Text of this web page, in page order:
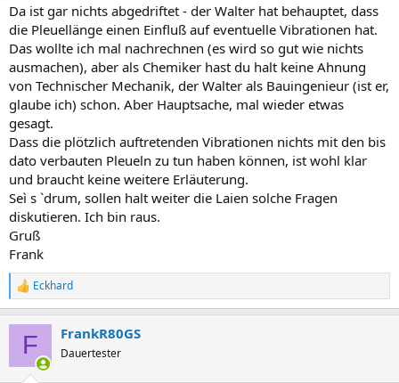
Da ist gar nichts abgedriftet - der Walter hat behauptet, dass
die Pleuellänge einen Einfluß auf eventuelle Vibrationen hat.
Das wollte ich mal nachrechnen (es wird so gut wie nichts
ausmachen), aber als Chemiker hast du halt keine Ahnung
von Technischer Mechanik, der Walter als Bauingenieur (ist er,
glaube ich) schon. Aber Hauptsache, mal wieder etwas
gesagt.
Dass die plötzlich auftretenden Vibrationen nichts mit den bis
dato verbauten Pleueln zu tun haben können, ist wohl klar
und braucht keine weitere Erläuterung.
Seì s ˋdrum, sollen halt weiter die Laien solche Fragen
diskutieren. Ich bin raus.
Gruß
Frank
R
e
Eckhard
F FrankR80GS
Dauertester